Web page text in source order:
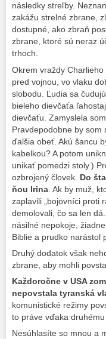
následky streľby.
zakážu strelné zbrane,
dostupné, ako zbraň
zbrane, ktoré sú neraz
trhoch.
Okrem vraždy
pred vojnou, vo vlaku
slobodu. Ľudia sa
bieleho dievčaťa
dievčaťu. Zamyslela
Pravdepodobne by som
ďalšia obeť. Akú šancu
kabelkou? A potom
unikať pomedzi stoly.)
ozbrojený človek. Do
ňou Irina . Ak by muž,
zaplavili „bojovníci proti
demolovali, čo sa len
násilné nepokoje,
Biblie a prudko narástol
Druhý dodatok však
zbrane, aby mohli
Každoročne v USA
nepovstala tyranská
komunistické režimy
to práve vďaka druhému
Nesúhlasíte so mnou a